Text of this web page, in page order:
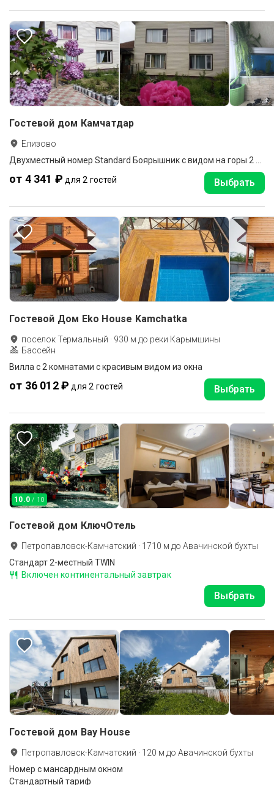
Гостевой дом Камчатдар
Елизово
от 4 341 ₽ для 2 гостей Выбрать
Гостевой Дом Eko House Kamchatka
поселок Термальный · 930 м до реки Карымшины
Бассейн
Вилла с 2 комнатами с красивым видом из окна
от 36 012 ₽ для 2 гостей Выбрать
10.0 / 10
Гостевой дом КлючОтель
Петропавловск-Камчатский · 1710 м до Авачинской бухты
Стандарт 2-местный TWIN
Включен континентальный завтрак
Выбрать
Гостевой дом Bay House
Петропавловск-Камчатский · 120 м до Авачинской бухты
Hомер с мансардным окном
Стандартный тариф